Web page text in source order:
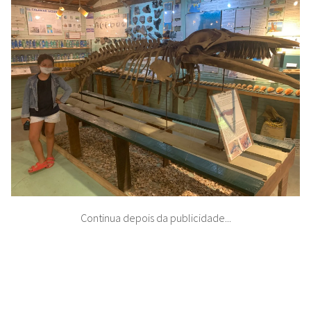
Continua depois da publicidade...